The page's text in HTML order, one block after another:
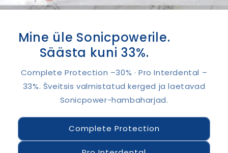
Mine üle Sonicpowerile.
Säästa kuni 33%.
Complete Protection –30% · Pro Interdental –
33%. Šveitsis valmistatud kerged ja laetavad
Sonicpower-hambaharjad.
Complete Protection